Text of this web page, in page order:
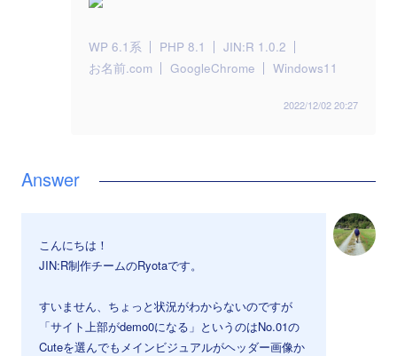
WP 6.1系 PHP 8.1
JIN:R 1.0.2
お名前.com
GoogleChrome Windows11
2022/12/02 20:27
こんにちは！
JIN:R制作チームのRyotaです。
すいません、ちょっと状況がわからないのですが
「サイト上部がdemo0になる」というのはNo.01の
Cuteを選んでもメインビジュアルがヘッダー画像か